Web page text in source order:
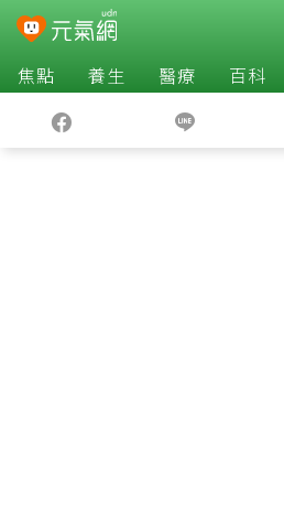
焦點 養生 醫療 百科